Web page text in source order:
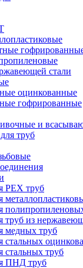
стали
оцинкованные
гофрированные
и
труб
PEX труб
труб из
медных труб
стальных
стальных труб
ПНД труб